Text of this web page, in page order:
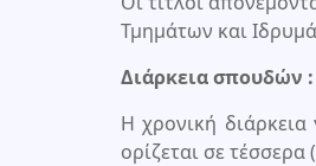
Τμημάτων και
Διάρκεια σπουδών :
Η χρονική
ορίζεται σε